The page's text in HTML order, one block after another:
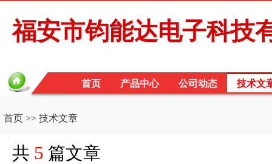
福安市钧能达电子科技
首页 产品中心 公司动态 技术文
首页 >> 技术文章
共 5 篇文章